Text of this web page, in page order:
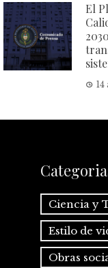
El
Ciencia y
Estilo de
Obras